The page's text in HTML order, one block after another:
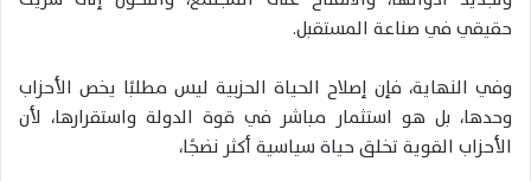
حقيقي في صناعة المستقبل.
وفي النهاية، فإن إصلاح الحياة الحزبية ليس مطلبًا يخص الأحزاب
وحدها، بل هو استثمار مباشر في قوة الدولة واستقرارها، لأن
الأحزاب القوية تخلق حياة سياسية أكثر نضجًا،